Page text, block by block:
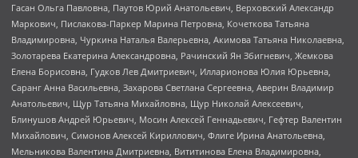
Гасан Ольга Павловна, Паутов Юрий Анатольевич, Верховский Александр
Маркович, Пислакова-Паркер Марина Петровна, Кочеткова Татьяна
Владимировна, Чуркина Наталья Валерьевна, Акимова Татьяна Николаевна,
Золотарева Екатерина Александровна, Рачинский Ян Збигневич, Жемкова
Елена Борисовна, Гудков Лев Дмитриевич, Илларионова Юлия Юрьевна,
Саранг Анна Васильевна, Захарова Светлана Сергеевна, Аверин Владимир
Анатольевич, Щур Татьяна Михайловна, Щур Николай Алексеевич,
Блинушов Андрей Юрьевич, Мосин Алексей Геннадьевич, Гефтер Валентин
Михайлович, Симонов Алексей Кириллович, Флиге Ирина Анатольевна,
Мельникова Валентина Дмитриевна, Вититинова Елена Владимировна,